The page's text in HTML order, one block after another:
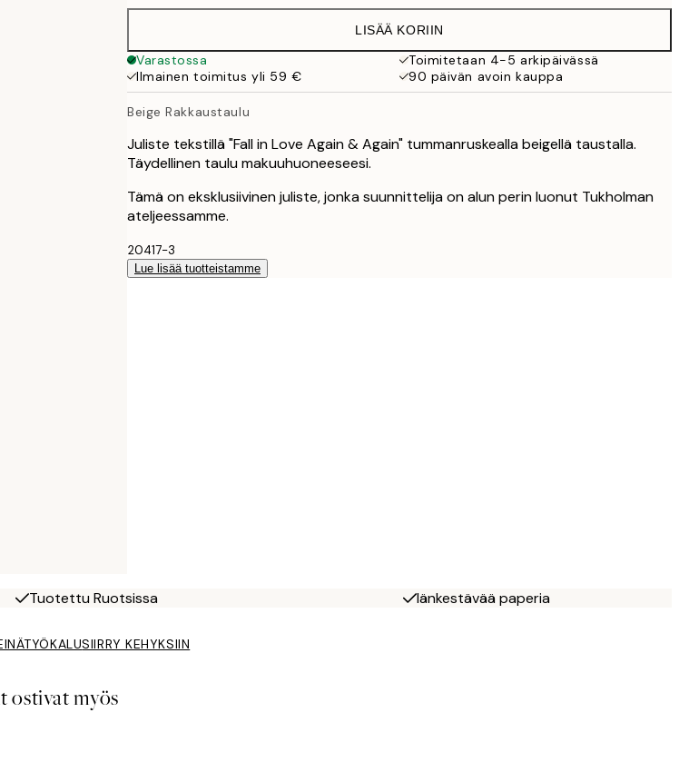
40x50 cm
50x70 cm
70x100 cm
100x150 cm
LISÄÄ KORIIN
Varastossa
Toimitetaan 4-5 arkipäivässä
Ilmainen toimitus yli 59 €
90 päivän avoin kauppa
Beige Rakkaustaulu
Juliste tekstillä "Fall in Love Again & Again" tummanruskealla beigellä taustalla.
Täydellinen taulu makuuhuoneeseesi.
Tämä on eksklusiivinen juliste, jonka suunnittelija on alun perin luonut Tukholman
ateljeessamme.
20417-3
Lue lisää tuotteistamme
Tuotettu Ruotsissa Iänkestävää paperia
SIIRRY KEHYKSIIN
ostivat myös